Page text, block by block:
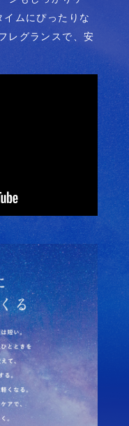
ムにぴったりな
レグランスで、安